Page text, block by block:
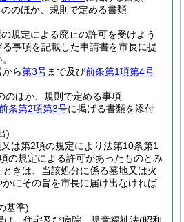
のほか、規則で定める書類
規定による廃止の許可を受けよう
事項を記載した申請書を市長に提
から第3号まで及び前条第1項第4号
のほか、規則で定める事項
条第2項第3号に掲げる書類を添付
)
は第2項の規定により法第10条第1
の規定による許可があったものとみ
きは、当該処分に係る墓地又は火
にその旨を市長に届け出なければ
基準)